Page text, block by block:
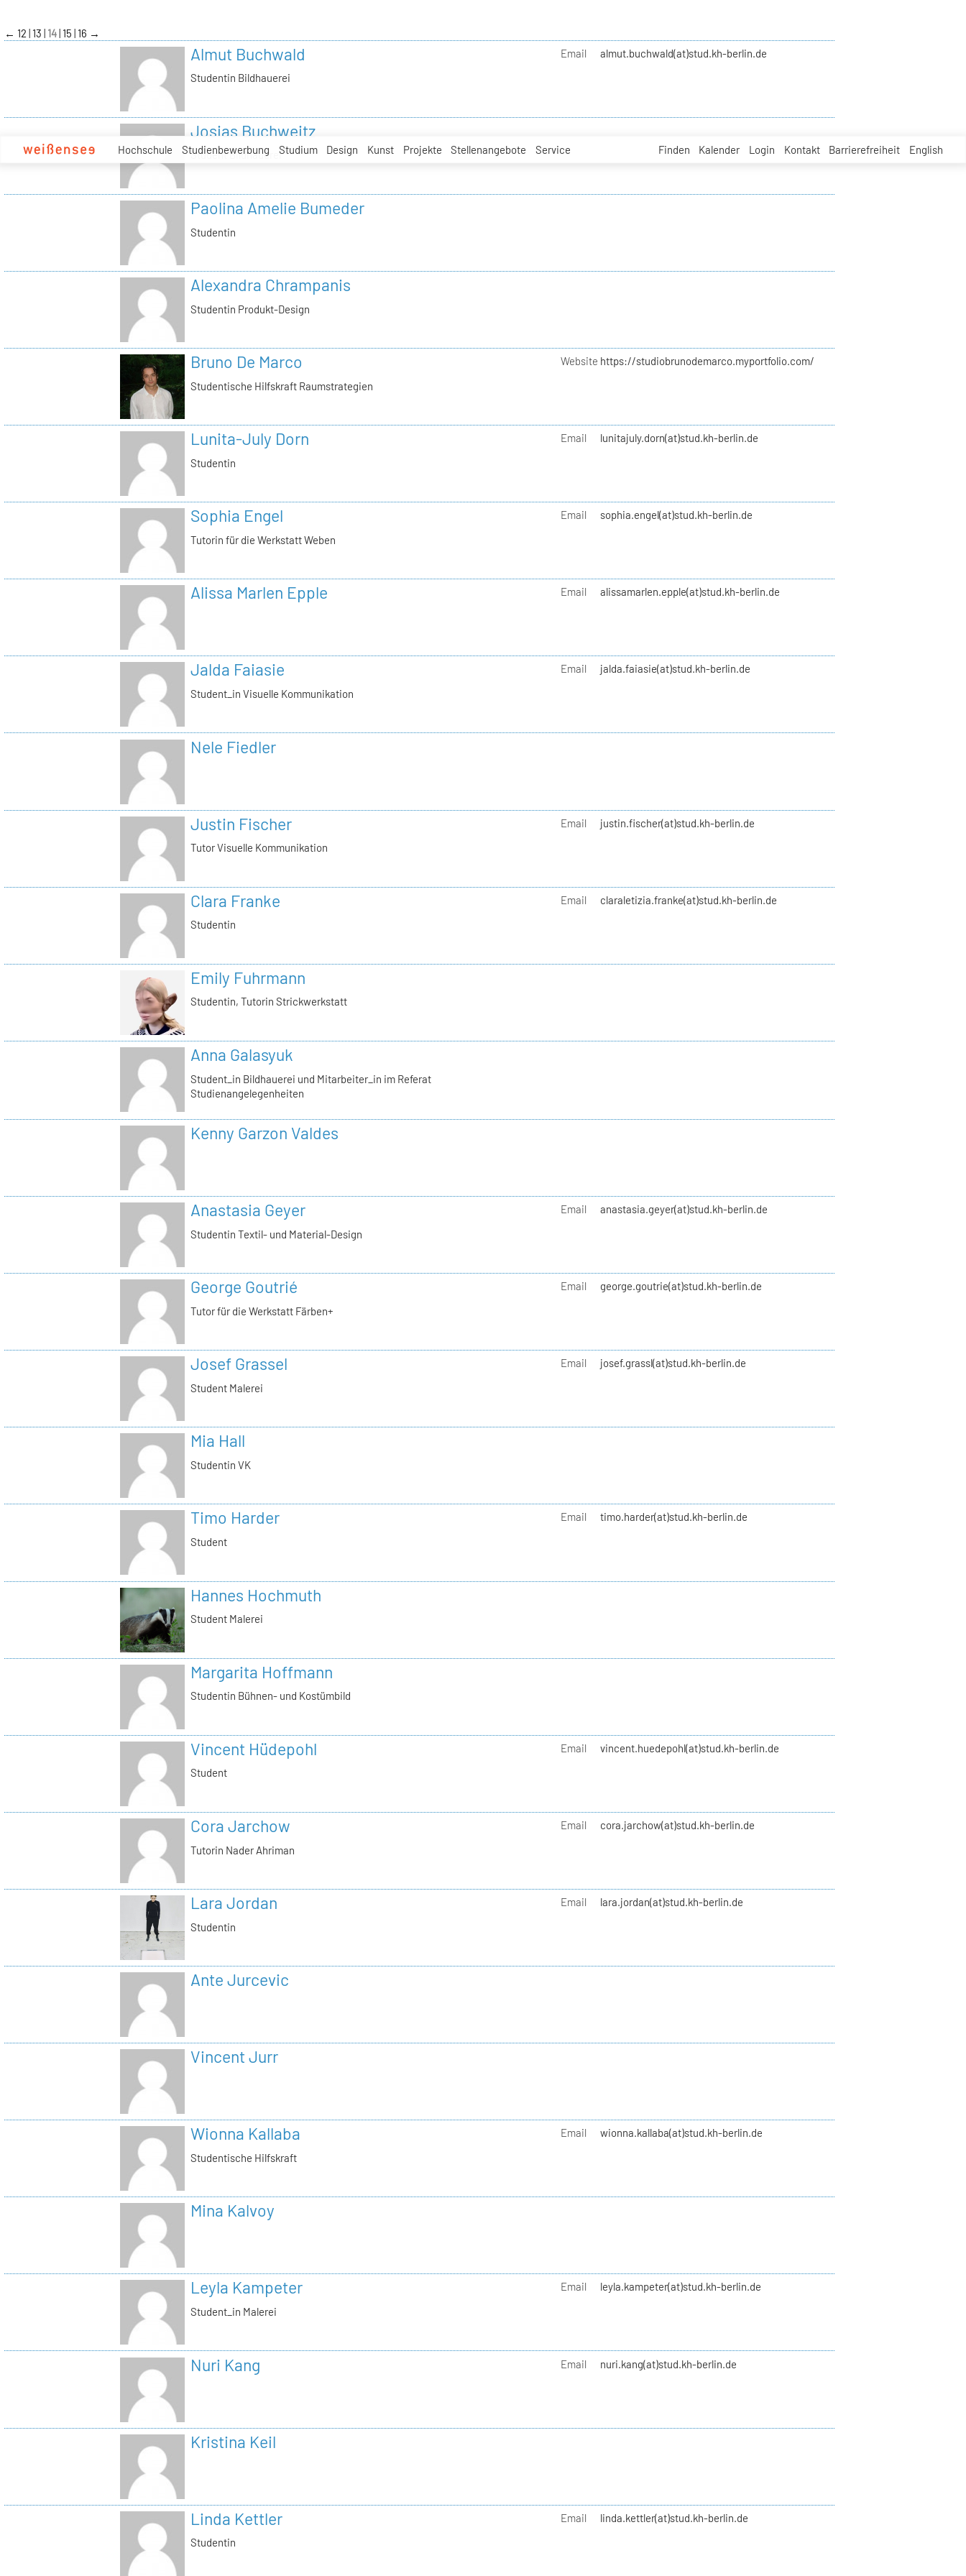
Hochschule Studienbewerbung Studium Design Kunst Projekte Stellenangebote Service Finden Kalender Login Kontakt Barrierefreiheit English
← 12 13 14 15 16 →
Almut Buchwald
Studentin Bildhauerei
Email almut.buchwald(at)stud.kh-berlin.de
Josias Buchweitz
Student Bildhauerei
Paolina Amelie Bumeder
Studentin
Alexandra Chrampanis
Studentin Produkt-Design
Bruno De Marco
Studentische Hilfskraft Raumstrategien
Website https://studiobrunodemarco.myportfolio.com/
Lunita-July Dorn
Studentin
Email lunitajuly.dorn(at)stud.kh-berlin.de
Sophia Engel
Tutorin für die Werkstatt Weben
Email sophia.engel(at)stud.kh-berlin.de
Alissa Marlen Epple Email alissamarlen.epple(at)stud.kh-berlin.de
Jalda Faiasie
Student_in Visuelle Kommunikation
Email jalda.faiasie(at)stud.kh-berlin.de
Nele Fiedler
Justin Fischer
Tutor Visuelle Kommunikation
Email justin.fischer(at)stud.kh-berlin.de
Clara Franke
Studentin
Email claraletizia.franke(at)stud.kh-berlin.de
Emily Fuhrmann
Studentin, Tutorin Strickwerkstatt
Anna Galasyuk
Student_in Bildhauerei und Mitarbeiter_in im Referat
Studienangelegenheiten
Kenny Garzon Valdes
Anastasia Geyer
Studentin Textil- und Material-Design
Email anastasia.geyer(at)stud.kh-berlin.de
George Goutrié
Tutor für die Werkstatt Färben+
Email george.goutrie(at)stud.kh-berlin.de
Josef Grassel
Student Malerei
Email josef.grassl(at)stud.kh-berlin.de
Mia Hall
Studentin VK
Timo Harder
Student
Email timo.harder(at)stud.kh-berlin.de
Hannes Hochmuth
Student Malerei
Margarita Hoffmann
Studentin Bühnen- und Kostümbild
Vincent Hüdepohl
Student
Email vincent.huedepohl(at)stud.kh-berlin.de
Cora Jarchow
Tutorin Nader Ahriman
Email cora.jarchow(at)stud.kh-berlin.de
Lara Jordan
Studentin
Email lara.jordan(at)stud.kh-berlin.de
Ante Jurcevic
Vincent Jurr
Wionna Kallaba
Studentische Hilfskraft
Email wionna.kallaba(at)stud.kh-berlin.de
Mina Kalvoy
Leyla Kampeter
Student_in Malerei
Email leyla.kampeter(at)stud.kh-berlin.de
Nuri Kang Email nuri.kang(at)stud.kh-berlin.de
Kristina Keil
Linda Kettler
Studentin
Email linda.kettler(at)stud.kh-berlin.de